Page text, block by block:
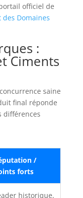
officiel de
Domaines
:
Ciments
saine
final réponde
différences
/
forts
historique,